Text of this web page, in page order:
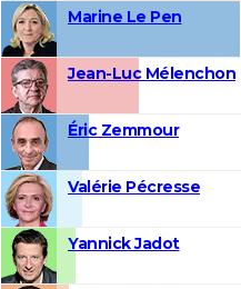
Marine Le Pen
Jean-Luc Mélenchon
Éric Zemmour
Valérie Pécresse
Yannick Jadot